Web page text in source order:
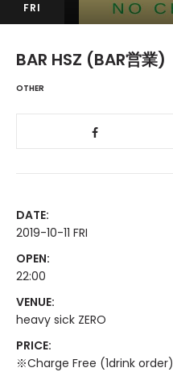
FRI
BAR HSZ (BAR営業)
OTHER
DATE:
2019-10-11 FRI
OPEN:
22:00
VENUE:
heavy sick ZERO
PRICE:
※Charge Free (1drink order)